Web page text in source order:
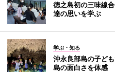
徳之島初の三味線
達の思いを学ぶ
学ぶ・知る
沖永良部島の子ど
島の面白さを体感